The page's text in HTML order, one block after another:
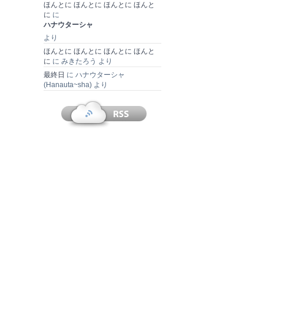
ほんとに ほんとに ほんとに ほんと
に に
ハナウターシャ
より
ほんとに ほんとに ほんとに ほんと
に に みきたろう より
最終日 に ハナウターシャ
(Hanauta~sha) より